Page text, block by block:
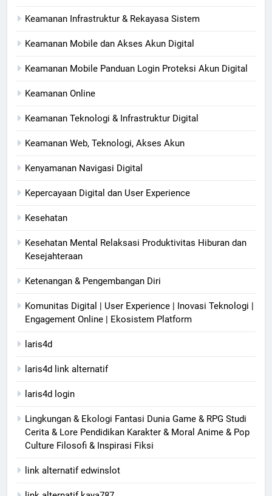
Keamanan Infrastruktur & Rekayasa Sistem
Keamanan Mobile dan Akses Akun Digital
Keamanan Mobile Panduan Login Proteksi Akun Digital
Keamanan Online
Keamanan Teknologi & Infrastruktur Digital
Keamanan Web, Teknologi, Akses Akun
Kenyamanan Navigasi Digital
Kepercayaan Digital dan User Experience
Kesehatan
Kesehatan Mental Relaksasi Produktivitas Hiburan dan
Kesejahteraan
Ketenangan & Pengembangan Diri
Komunitas Digital | User Experience | Inovasi Teknologi |
Engagement Online | Ekosistem Platform
laris4d
laris4d link alternatif
laris4d login
Lingkungan & Ekologi Fantasi Dunia Game & RPG Studi
Cerita & Lore Pendidikan Karakter & Moral Anime & Pop
Culture Filosofi & Inspirasi Fiksi
link alternatif edwinslot